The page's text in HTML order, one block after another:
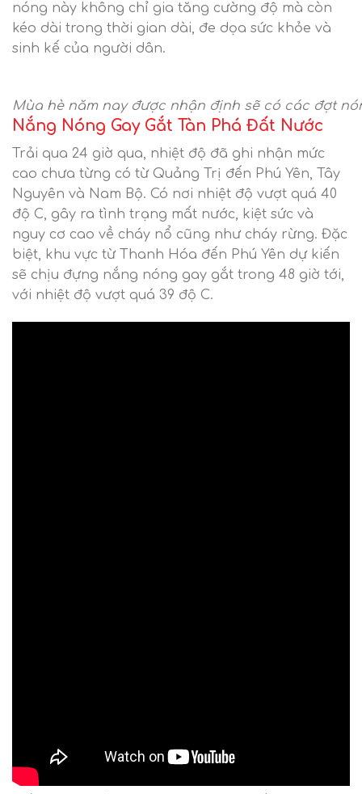
nóng này không chỉ gia tăng cường độ mà còn
kéo dài trong thời gian dài, đe dọa sức khỏe và
sinh kế của người dân.
Mùa hè năm nay được nhận định sẽ có các đợt
Nắng Nóng Gay Gắt Tàn Phá Đất Nước
Trải qua 24 giờ qua, nhiệt độ đã ghi nhận mức
cao chưa từng có từ Quảng Trị đến Phú Yên, Tây
Nguyên và Nam Bộ. Có nơi nhiệt độ vượt quá 40
độ C, gây ra tình trạng mất nước, kiệt sức và
nguy cơ cao về cháy nổ cũng như cháy rừng. Đặc
biệt, khu vực từ Thanh Hóa đến Phú Yên dự kiến
sẽ chịu đựng nắng nóng gay gắt trong 48 giờ tới,
với nhiệt độ vượt quá 39 độ C.